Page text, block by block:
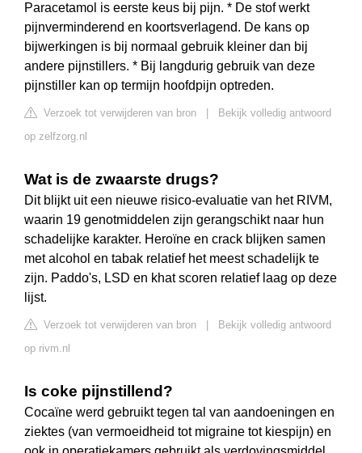
Paracetamol is eerste keus bij pijn. * De stof werkt
pijnverminderend en koortsverlagend. De kans op
bijwerkingen is bij normaal gebruik kleiner dan bij
andere pijnstillers. * Bij langdurig gebruik van deze
pijnstiller kan op termijn hoofdpijn optreden.
Verzoek tot verwijderen van bron
Bekijk volledig antwoord
op zelfzorg.nl
Wat is de zwaarste drugs?
Dit blijkt uit een nieuwe risico-evaluatie van het RIVM,
waarin 19 genotmiddelen zijn gerangschikt naar hun
schadelijke karakter. Heroïne en crack blijken samen
met alcohol en tabak relatief het meest schadelijk te
zijn. Paddo's, LSD en khat scoren relatief laag op deze
lijst.
Verzoek tot verwijderen van bron
Bekijk volledig antwoord
op rivm.nl
Is coke pijnstillend?
Cocaïne werd gebruikt tegen tal van aandoeningen en
ziektes (van vermoeidheid tot migraine tot kiespijn) en